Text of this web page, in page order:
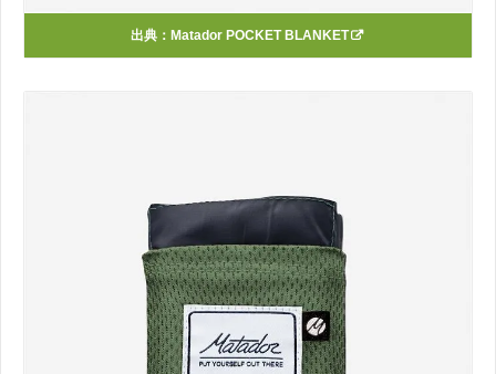
出典： Matador POCKET BLANKET